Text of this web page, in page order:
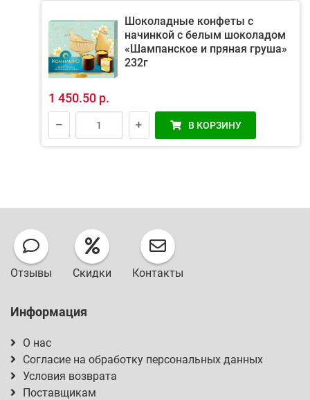
Шоколадные конфеты с
начинкой с белым шоколадом
«Шампанское и пряная груша»
232г
1 450.50 р.
В КОРЗИНУ
Отзывы Скидки Контакты
Информация
О нас
Согласие на обработку персональных данных
Условия возврата
Поставщикам